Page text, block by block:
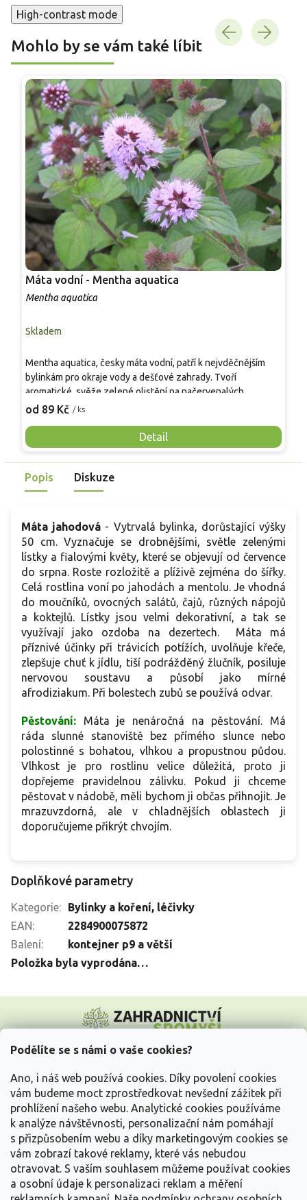
Podělíte se s námi o vaše cookies?
Ano, i náš web používá cookies. Díky povolení cookies
vám budeme moct zprostředkovat nevšední zážitek při
prohlížení našeho webu. Analytické cookies používáme
k analýze návštěvnosti, personalizační nám pomáhají
s přizpůsobením webu a díky marketingovým cookies se
vám zobrazí takové reklamy, které vás nebudou
otravovat. S vaším souhlasem můžeme používat cookies
a osobní údaje k personalizaci reklam a měření
High-contrast mode
Mohlo by se vám také líbit
Máta vodní - Mentha aquatica
Mentha aquatica
Skladem
od 89 Kč / ks
Detail
Mentha aquatica, česky máta vodní, patří k nejvděčnějším
bylinkám pro okraje vody a dešťové zahrady. Tvoří
aromatické, svěže zelené olistění na načervenalých
lodyhách a v červenci až září vykvétá růžovofialovými
pěstování v nádobě nebo s kořenovou bariérou. V kuchyni
se uplatní podobně jako máta peprná, chuť bývá jemnější a
svěžejší. Vyzrálé rostliny bezpečně přezimují přibližně do
-20 °C. V dospělosti dorůstá přibližně 40–80 cm a oddenky
se rozrůstá do šířky.
Popis Diskuze
Máta jahodová - Vytrvalá bylinka, dorůstající výšky
50 cm. Vyznačuje se drobnějšími, světle zelenými
lístky a fialovými květy, které se objevují od července
do srpna. Roste rozložitě a plíživě zejména do šířky.
Celá rostlina voní po jahodách a mentolu. Je vhodná
do moučníků, ovocných salátů, čajů, různých nápojů
a koktejlů. Lístky jsou velmi dekorativní, a tak se
využívají jako ozdoba na dezertech. Máta má
příznivé účinky při trávicích potížích, uvolňuje křeče,
zlepšuje chuť k jídlu, tiší podrážděný žlučník, posiluje
nervovou soustavu a působí jako mírné
afrodiziakum. Při bolestech zubů se používá odvar.
Pěstování: Máta je
nenáročná na pěstování. Má
ráda slunné stanoviště bez přímého slunce nebo
polostinné s bohatou, vlhkou a propustnou půdou.
Vlhkost je pro rostlinu velice důležitá, proto ji
dopřejeme pravidelnou zálivku. Pokud ji chceme
pěstovat v nádobě, měli bychom ji občas přihnojit. Je
mrazuvzdorná, ale v chladnějších oblastech ji
doporučujeme přikrýt chvojím.
Doplňkové parametry
Kategorie:
Bylinky a koření, léčivky
EAN:
2284900075872
Balení:
kontejner p9 a větší
Položka byla vyprodána…
p
Vše o nákupu
Informace pro Vás
Kontakujte nás